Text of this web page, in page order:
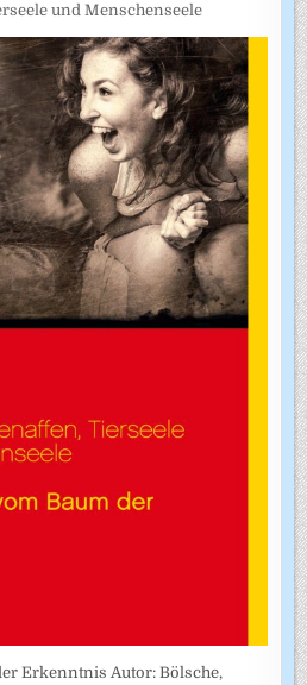
und Menschenseele
Erkenntnis Autor: Bölsche,